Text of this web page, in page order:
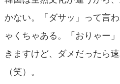
かない。「ダサッ」って言
ゃくちゃある。「おりゃー
きますけど、ダメだったら
（笑）。